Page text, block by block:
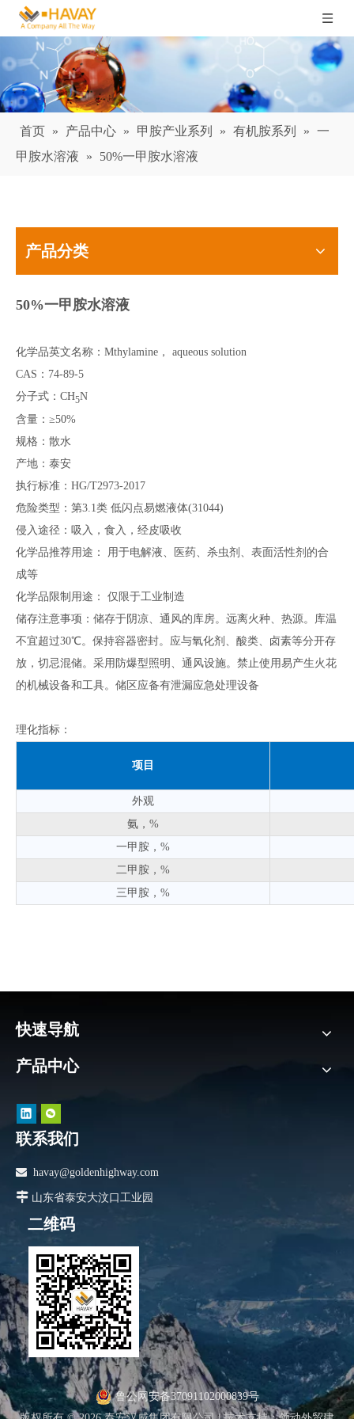
首页 » 产品中心 » 甲胺产业系列 » 有机胺系列 » 一
甲胺水溶液
» 50%一甲胺水溶液
产品分类
50%一甲胺水溶液
化学品英文名称：Mthylamine， aqueous solution
CAS：74-89-5
分子式：CH5N
含量：≥50%
规格：散水
产地：泰安
执行标准：HG/T2973-2017
危险类型：第3.1类 低闪点易燃液体(31044)
侵入途径：吸入，食入，经皮吸收
化学品推荐用途： 用于电解液、医药、杀虫剂、表面活性剂的合
成等
化学品限制用途： 仅限于工业制造
储存注意事项：储存于阴凉、通风的库房。远离火种、热源。库温
不宜超过30℃。保持容器密封。应与氧化剂、酸类、卤素等分开存
放，切忌混储。采用防爆型照明、通风设施。禁止使用易产生火花
的机械设备和工具。储区应备有泄漏应急处理设备
理化指标：
项目
外观
氨，%
一甲胺，%
二甲胺，%
三甲胺，%
快速导航
产品中心
联系我们
 havay@goldenhighway.com
 山东省泰安大汶口工业园
二维码
鲁公网安备37091102000839号